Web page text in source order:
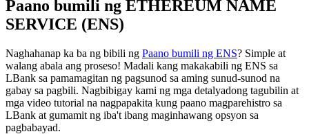
Paano bumili ng ETHEREUM NAME
SERVICE (ENS)
Naghahanap ka ba ng bibili ng Paano bumili ng ENS? Simple at
walang abala ang proseso! Madali kang makakabili ng ENS sa
LBank sa pamamagitan ng pagsunod sa aming sunud-sunod na
gabay sa pagbili. Nagbibigay kami ng mga detalyadong tagubilin at
mga video tutorial na nagpapakita kung paano magparehistro sa
LBank at gumamit ng iba't ibang maginhawang opsyon sa
pagbabayad.